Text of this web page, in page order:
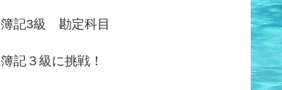
簿記3級 勘定科目
簿記３級に挑戦！